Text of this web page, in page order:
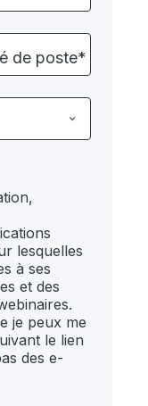
de poste*
lesquelles
à ses
et des
je peux me
le lien
des e-